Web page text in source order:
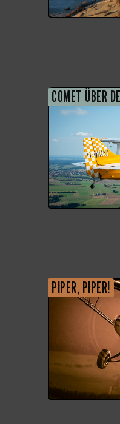
COMET ÜBER
PIPER, PIPER!